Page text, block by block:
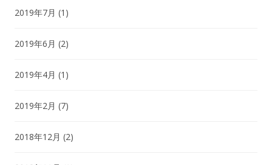
2019年7月 (1)
2019年6月 (2)
2019年4月 (1)
2019年2月 (7)
2018年12月 (2)